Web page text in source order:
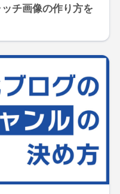
チ画像の作り方を